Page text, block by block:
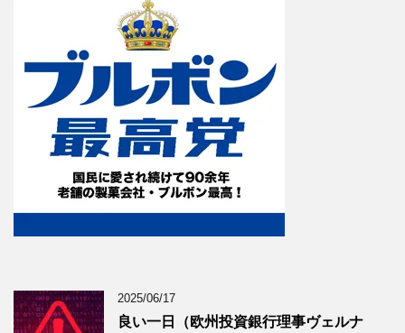
2025/06/17
良い一日（欧州投資銀行理事ヴェルナ